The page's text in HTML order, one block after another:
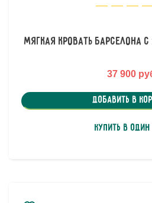
Мягкая кровать Барселона
37 900
Добавить в
Купить в один